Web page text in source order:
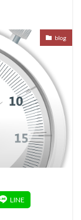
blog
アニメ
ルカラー
ー
ドライヤー
ヘアケア